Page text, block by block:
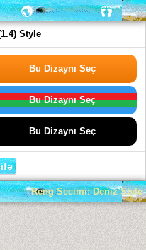
Style
Bu Dizaynı Seç
Bu Dizaynı Seç
Bu Dizaynı Seç
Reng Secimi: Deniz Style